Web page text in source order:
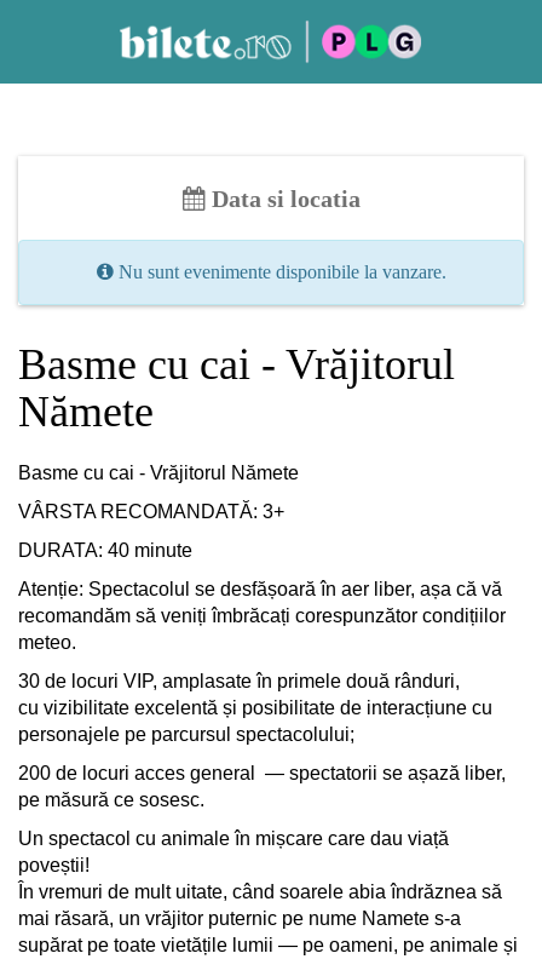
Data si locatia
Nu sunt evenimente disponibile la vanzare.
Basme cu cai - Vrăjitorul
Nămete
Basme cu cai - Vrăjitorul Nămete
VÂRSTA RECOMANDATĂ: 3+
DURATA: 40 minute
Atenție: Spectacolul se desfășoară în aer liber, așa că vă
recomandăm să veniți îmbrăcați corespunzător condițiilor
meteo.
30 de locuri VIP, amplasate în primele două rânduri,
cu vizibilitate excelentă și posibilitate de interacțiune cu
personajele pe parcursul spectacolului;
200 de locuri acces general — spectatorii se așază liber,
pe măsură ce sosesc.
Un spectacol cu animale în mișcare care dau viață
poveștii!
În vremuri de mult uitate, când soarele abia îndrăznea să
mai răsară, un vrăjitor puternic pe nume Namete s-a
supărat pe toate vietățile lumii — pe oameni, pe animale și